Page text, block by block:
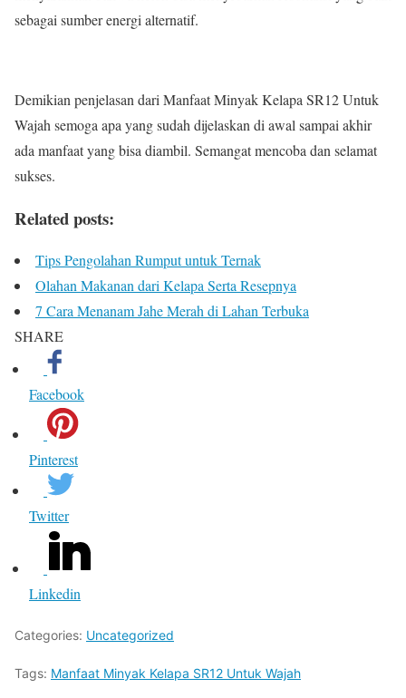
sebagai sumber energi alternatif.
Demikian penjelasan dari Manfaat Minyak Kelapa SR12 Untuk
Wajah semoga apa yang sudah dijelaskan di awal sampai akhir
ada manfaat yang bisa diambil. Semangat mencoba dan selamat
sukses.
Related posts:
Tips Pengolahan Rumput untuk Ternak
Olahan Makanan dari Kelapa Serta Resepnya
7 Cara Menanam Jahe Merah di Lahan Terbuka
SHARE
Facebook
Pinterest
Twitter
Linkedin
Categories: Uncategorized
Tags: Manfaat Minyak Kelapa SR12 Untuk Wajah